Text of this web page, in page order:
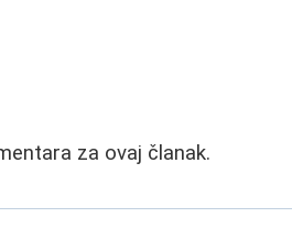
za ovaj članak.